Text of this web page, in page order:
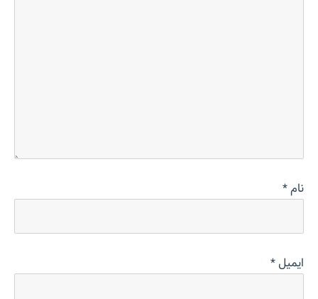
نام*
ایمیل*